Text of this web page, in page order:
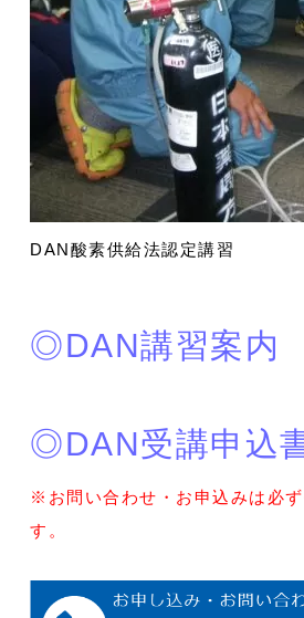
DAN酸素供給法認定講習
◎DAN講習案内
◎DAN受講申込
※お問い合わせ・お申込みは必
す。